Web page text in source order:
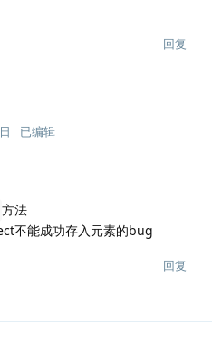
回复
已编辑
方法
不能成功存入元素的bug
回复